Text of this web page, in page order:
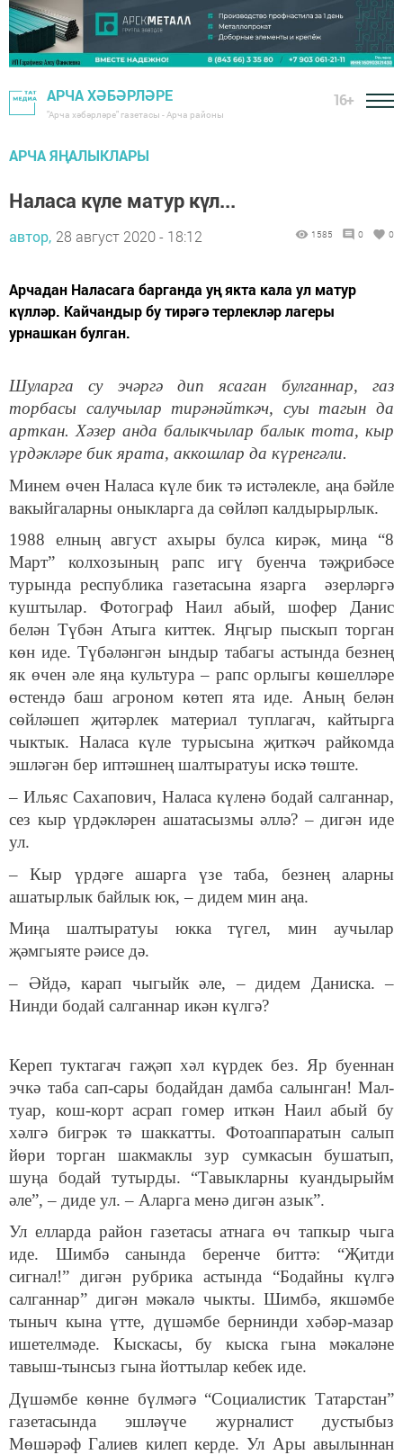
АРЧА ХӘБӘРЛӘРЕ
"Арча хәбәрләре" газетасы - Арча районы
16+
АРЧА ЯҢАЛЫКЛАРЫ
Наласа күле матур күл...
автор, 28 август 2020 - 18:12 1585 0 0
Арчадан Наласага барганда уң якта кала ул матур
күлләр. Кайчандыр бу тирәгә терлекләр лагеры
урнашкан булган.
Шуларга су эчәргә дип ясаган булганнар, газ
торбасы салучылар тирәнәйткәч, суы тагын да
арткан. Хәзер анда балыкчылар балык тота, кыр
үрдәкләре бик ярата, аккошлар да күренгәли.
Минем өчен Наласа күле бик тә истәлекле, аңа бәйле
вакыйгаларны оныкларга да сөйләп калдырырлык.
1988 елның август ахыры булса кирәк, миңа “8
Март” колхозының рапс игү буенча тәҗрибәсе
турында республика газетасына язарга әзерләргә
куштылар. Фотограф Наил абый, шофер Данис
белән Түбән Атыга киттек. Яңгыр пыскып торган
көн иде. Түбәләнгән ындыр табагы астында безнең
як өчен әле яңа культура – рапс орлыгы көшелләре
өстендә баш агроном көтеп ята иде. Аның белән
сөйләшеп җитәрлек материал туплагач, кайтырга
чыктык. Наласа күле турысына җиткәч райкомда
эшләгән бер иптәшнең шалтыратуы искә төште.
– Ильяс Сахапович, Наласа күленә бодай салганнар,
сез кыр үрдәкләрен ашатасызмы әллә? – дигән иде
ул.
– Кыр үрдәге ашарга үзе таба, безнең аларны
ашатырлык байлык юк, – дидем мин аңа.
Миңа шалтыратуы юкка түгел, мин аучылар
җәмгыяте рәисе дә.
– Әйдә, карап чыгыйк әле, – дидем Даниска. –
Нинди бодай салганнар икән күлгә?
Кереп туктагач гаҗәп хәл күрдек без. Яр буеннан
эчкә таба сап-сары бодайдан дамба салынган! Мал-
туар, кош-корт асрап гомер иткән Наил абый бу
хәлгә бигрәк тә шаккатты. Фотоаппаратын салып
йөри торган шакмаклы зур сумкасын бушатып,
шуңа бодай тутырды. “Тавыкларны куандырыйм
әле”, – диде ул. – Аларга менә дигән азык”.
Ул елларда район газетасы атнага өч тапкыр чыга
иде. Шимбә санында беренче биттә: “Җитди
сигнал!” дигән рубрика астында “Бодайны күлгә
салганнар” дигән мәкалә чыкты. Шимбә, якшәмбе
тыныч кына үтте, дүшәмбе бернинди хәбәр-мазар
ишетелмәде. Кыскасы, бу кыска гына мәкаләне
тавыш-тынсыз гына йоттылар кебек иде.
Дүшәмбе көнне бүлмәгә “Социалистик Татарстан”
газетасында эшләүче журналист дустыбыз
Мөшәрәф Галиев килеп керде. Ул Ары авылыннан